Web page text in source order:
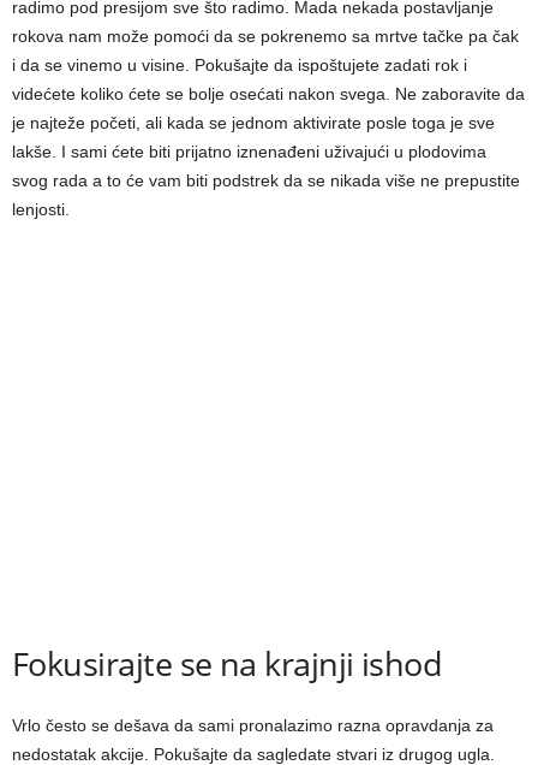
radimo pod presijom sve što radimo. Mada nekada postavljanje
rokova nam može pomoći da se pokrenemo sa mrtve tačke pa čak
i da se vinemo u visine. Pokušajte da ispoštujete zadati rok i
videćete koliko ćete se bolje osećati nakon svega. Ne zaboravite da
je najteže početi, ali kada se jednom aktivirate posle toga je sve
lakše. I sami ćete biti prijatno iznenađeni uživajući u plodovima
svog rada a to će vam biti podstrek da se nikada više ne prepustite
lenjosti.
Fokusirajte se na krajnji ishod
Vrlo često se dešava da sami pronalazimo razna opravdanja za
nedostatak akcije. Pokušajte da sagledate stvari iz drugog ugla.